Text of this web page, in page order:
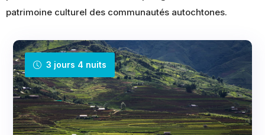
patrimoine culturel des communautés autochtones.
3 jours 4 nuits